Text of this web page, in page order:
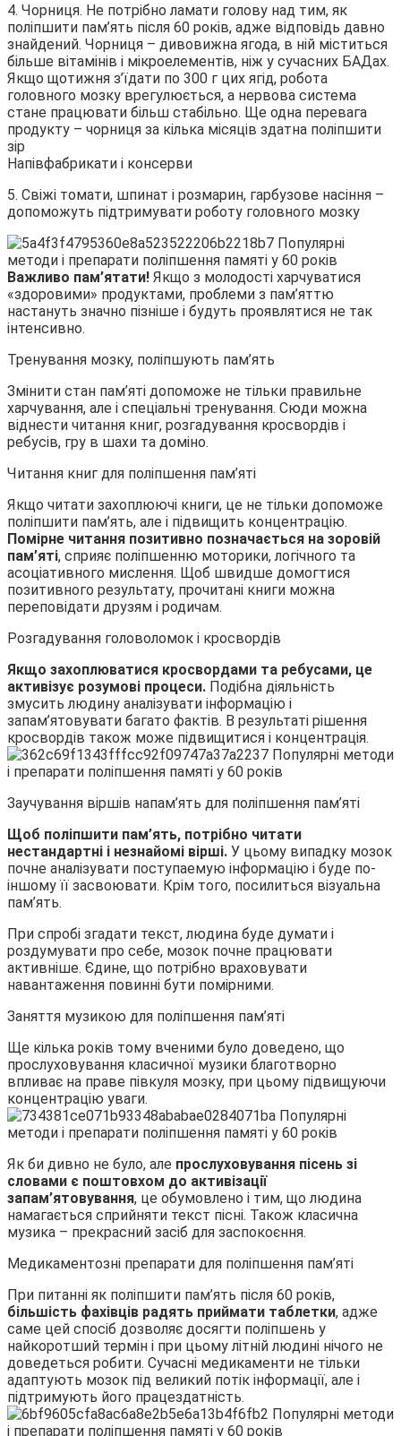
4. Чорниця. Не потрібно ламати голову над тим, як
поліпшити пам’ять після 60 років, адже відповідь давно
знайдений. Чорниця – дивовижна ягода, в ній міститься
більше вітамінів і мікроелементів, ніж у сучасних БАДах.
Якщо щотижня з’їдати по 300 г цих ягід, робота
головного мозку врегулюється, а нервова система
стане працювати більш стабільно. Ще одна перевага
продукту – чорниця за кілька місяців здатна поліпшити
зір
Напівфабрикати і консерви
5. Свіжі томати, шпинат і розмарин, гарбузове насіння –
допоможуть підтримувати роботу головного мозку
Важливо пам’ятати! Якщо з молодості харчуватися
«здоровими» продуктами, проблеми з пам’яттю
настануть значно пізніше і будуть проявлятися не так
інтенсивно.
Тренування мозку, поліпшують пам’ять
Змінити стан пам’яті допоможе не тільки правильне
харчування, але і спеціальні тренування. Сюди можна
віднести читання книг, розгадування кросвордів і
ребусів, гру в шахи та доміно.
Читання книг для поліпшення пам’яті
Якщо читати захоплюючі книги, це не тільки допоможе
поліпшити пам’ять, але і підвищить концентрацію.
Помірне читання позитивно позначається на зоровій
пам’яті, сприяє поліпшенню моторики, логічного та
асоціативного мислення. Щоб швидше домогтися
позитивного результату, прочитані книги можна
переповідати друзям і родичам.
Розгадування головоломок і кросвордів
Якщо захоплюватися кросвордами та ребусами, це
активізує розумові процеси. Подібна діяльність
змусить людину аналізувати інформацію і
запам’ятовувати багато фактів. В результаті рішення
кросвордів також може підвищитися і концентрація.
Заучування віршів напам’ять для поліпшення пам’яті
Щоб поліпшити пам’ять, потрібно читати
нестандартні і незнайомі вірші. У цьому випадку мозок
почне аналізувати поступаемую інформацію і буде по-
іншому її засвоювати. Крім того, посилиться візуальна
пам’ять.
При спробі згадати текст, людина буде думати і
роздумувати про себе, мозок почне працювати
активніше. Єдине, що потрібно враховувати
навантаження повинні бути помірними.
Заняття музикою для поліпшення пам’яті
Ще кілька років тому вченими було доведено, що
прослуховування класичної музики благотворно
впливає на праве півкуля мозку, при цьому підвищуючи
концентрацію уваги.
Як би дивно не було, але прослуховування пісень зі
словами є поштовхом до активізації
запам’ятовування, це обумовлено і тим, що людина
намагається сприйняти текст пісні. Також класична
музика – прекрасний засіб для заспокоєння.
Медикаментозні препарати для поліпшення пам’яті
При питанні як поліпшити пам’ять після 60 років,
більшість фахівців радять приймати таблетки, адже
саме цей спосіб дозволяє досягти поліпшень у
найкоротший термін і при цьому літній людині нічого не
доведеться робити. Сучасні медикаменти не тільки
адаптують мозок під великий потік інформації, але і
підтримують його працездатність.